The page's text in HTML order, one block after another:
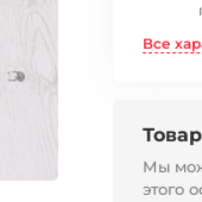
Все
Мы
этого